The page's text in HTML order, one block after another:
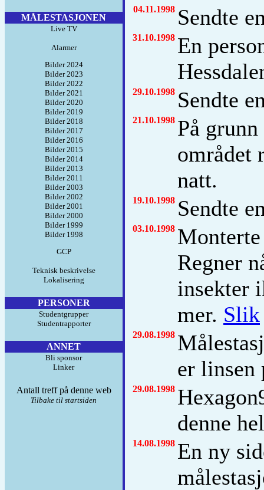
MÅLESTASJONEN
Live TV
Alarmer
Bilder 2024
Bilder 2023
Bilder 2022
Bilder 2021
Bilder 2020
Bilder 2019
Bilder 2018
Bilder 2017
Bilder 2016
Bilder 2015
Bilder 2014
Bilder 2013
Bilder 2011
Bilder 2003
Bilder 2002
Bilder 2001
Bilder 2000
Bilder 1999
Bilder 1998
GCP
Teknisk beskrivelse
Lokalisering
PERSONER
Studentgrupper
Studentrapporter
ANNET
Bli sponsor
Linker
Antall treff på denne web
Tilbake til startsiden
04.11.1998 Sendte
31.10.1998 En
29.10.1998 Sendte
21.10.1998 På
området
natt.
19.10.1998 Sendte
03.10.1998
Regner
insekter
mer. Slik
29.08.1998
er linsen
29.08.1998
denne
14.08.1998 En ny